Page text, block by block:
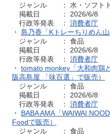
ジャンル ： 水・ソフトド
掲載日 ： 2026/6/8
行政等発表 ： 消費者庁
・ 島乃香「Kトレーちりめん山
ジャンル ： 食品
掲載日 ： 2026/6/8
行政等発表 ： 消費者庁
・ tomato monkey「大和肉鶏
阪高島屋 「味百選」で販売）
ジャンル ： 食品
掲載日 ： 2026/6/8
行政等発表 ： 消費者庁
・ BABA AMA「WAIWAI
Foodで販売）
ジャンル ： 食品